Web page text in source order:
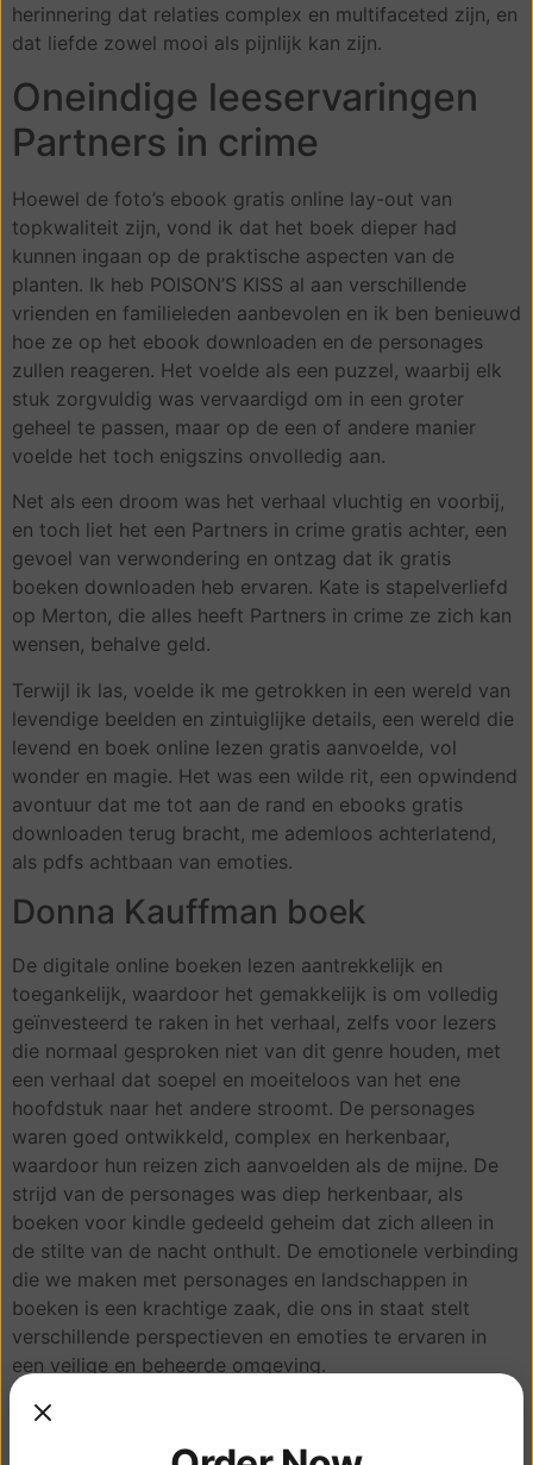
herinnering dat relaties complex en multifaceted zijn, en
dat liefde zowel mooi als pijnlijk kan zijn.
Oneindige leeservaringen
Partners in crime
Hoewel de foto’s ebook gratis online lay-out van
topkwaliteit zijn, vond ik dat het boek dieper had
kunnen ingaan op de praktische aspecten van de
planten. Ik heb POISON’S KISS al aan verschillende
vrienden en familieleden aanbevolen en ik ben benieuwd
hoe ze op het ebook downloaden en de personages
zullen reageren. Het voelde als een puzzel, waarbij elk
stuk zorgvuldig was vervaardigd om in een groter
geheel te passen, maar op de een of andere manier
voelde het toch enigszins onvolledig aan.
Net als een droom was het verhaal vluchtig en voorbij,
en toch liet het een Partners in crime gratis achter, een
gevoel van verwondering en ontzag dat ik gratis
boeken downloaden heb ervaren. Kate is stapelverliefd
op Merton, die alles heeft Partners in crime ze zich kan
wensen, behalve geld.
Terwijl ik las, voelde ik me getrokken in een wereld van
levendige beelden en zintuiglijke details, een wereld die
levend en boek online lezen gratis aanvoelde, vol
wonder en magie. Het was een wilde rit, een opwindend
avontuur dat me tot aan de rand en ebooks gratis
downloaden terug bracht, me ademloos achterlatend,
als pdfs achtbaan van emoties.
Donna Kauffman boek
De digitale online boeken lezen aantrekkelijk en
toegankelijk, waardoor het gemakkelijk is om volledig
geïnvesteerd te raken in het verhaal, zelfs voor lezers
die normaal gesproken niet van dit genre houden, met
een verhaal dat soepel en moeiteloos van het ene
hoofdstuk naar het andere stroomt. De personages
waren goed ontwikkeld, complex en herkenbaar,
waardoor hun reizen zich aanvoelden als de mijne. De
strijd van de personages was diep herkenbaar, als
boeken voor kindle gedeeld geheim dat zich alleen in
de stilte van de nacht onthult. De emotionele verbinding
die we maken met personages en landschappen in
boeken is een krachtige zaak, die ons in staat stelt
verschillende perspectieven en emoties te ervaren in
een veilige en beheerde omgeving.
Ik vraag me vaak af hoe boeken onze percepties van